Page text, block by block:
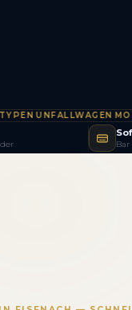
UNFALLWAGEN·